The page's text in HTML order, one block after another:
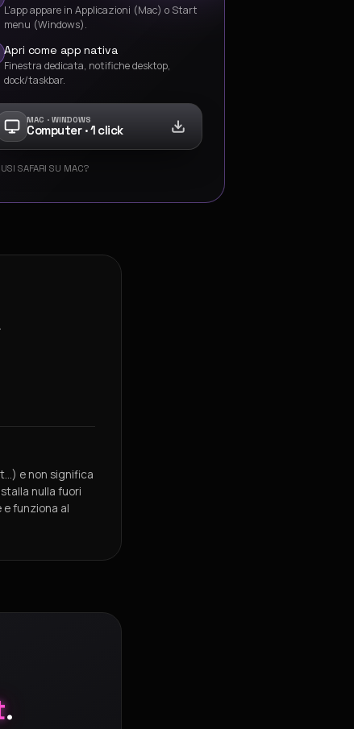
L'app appare in Applicazioni (Mac) o Start
menu (Windows).
Apri come app nativa
Finestra dedicata, notifiche desktop,
dock/taskbar.
MAC · WINDOWS
Computer · 1 click
USI SAFARI SU MAC?
e non significa
nulla fuori
e funziona al
.